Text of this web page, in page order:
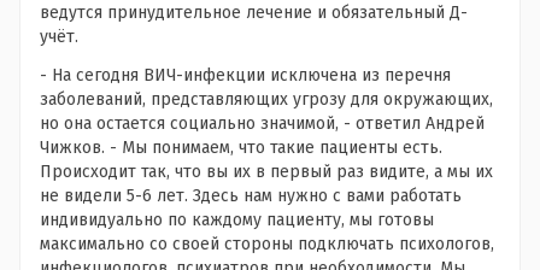
ведутся принудительное лечение и обязательный Д-
учёт.
- На сегодня ВИЧ-инфекции исключена из перечня
заболеваний, представляющих угрозу для окружающих,
но она остается социально значимой, - ответил Андрей
Чижков. - Мы понимаем, что такие пациенты есть.
Происходит так, что вы их в первый раз видите, а мы их
не видели 5-6 лет. Здесь нам нужно с вами работать
индивидуально по каждому пациенту, мы готовы
максимально со своей стороны подключать психологов,